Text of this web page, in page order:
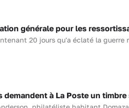
générale pour les
20 jours qu'a éclaté la guerre
demandent à La Poste un